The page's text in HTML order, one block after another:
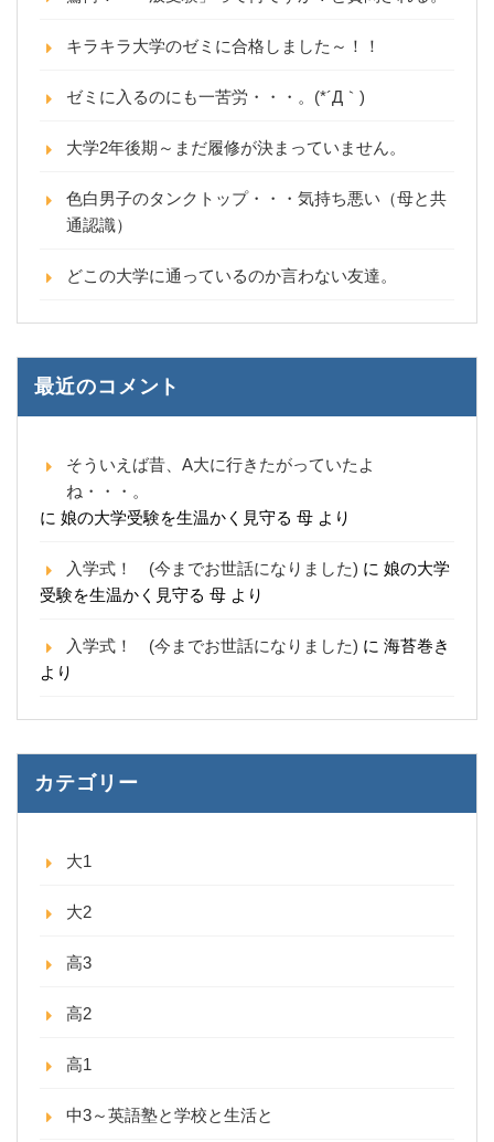
キラキラ大学のゼミに合格しました～！！
ゼミに入るのにも一苦労・・・。(*´Д｀)
大学2年後期～まだ履修が決まっていません。
色白男子のタンクトップ・・・気持ち悪い（母と共
通認識）
どこの大学に通っているのか言わない友達。
最近のコメント
そういえば昔、A大に行きたがっていたよ
ね・・・。
に 娘の大学受験を生温かく見守る 母 より
入学式！ (今までお世話になりました) に 娘の大学
受験を生温かく見守る 母 より
入学式！ (今までお世話になりました) に 海苔巻き
より
カテゴリー
大1
大2
高3
高2
高1
中3～英語塾と学校と生活と